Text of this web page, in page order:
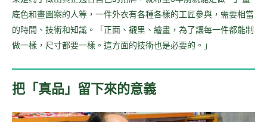
底色和畫圖案的人等，一件外衣有各種各樣的工匠參與，需要相當
的時間、技術和知識。「正面、襯里、繪畫，為了讓每一件都能制
做一樣，尺寸都要一樣。這方面的技術也是必要的。」
把「真品」留下來的意義